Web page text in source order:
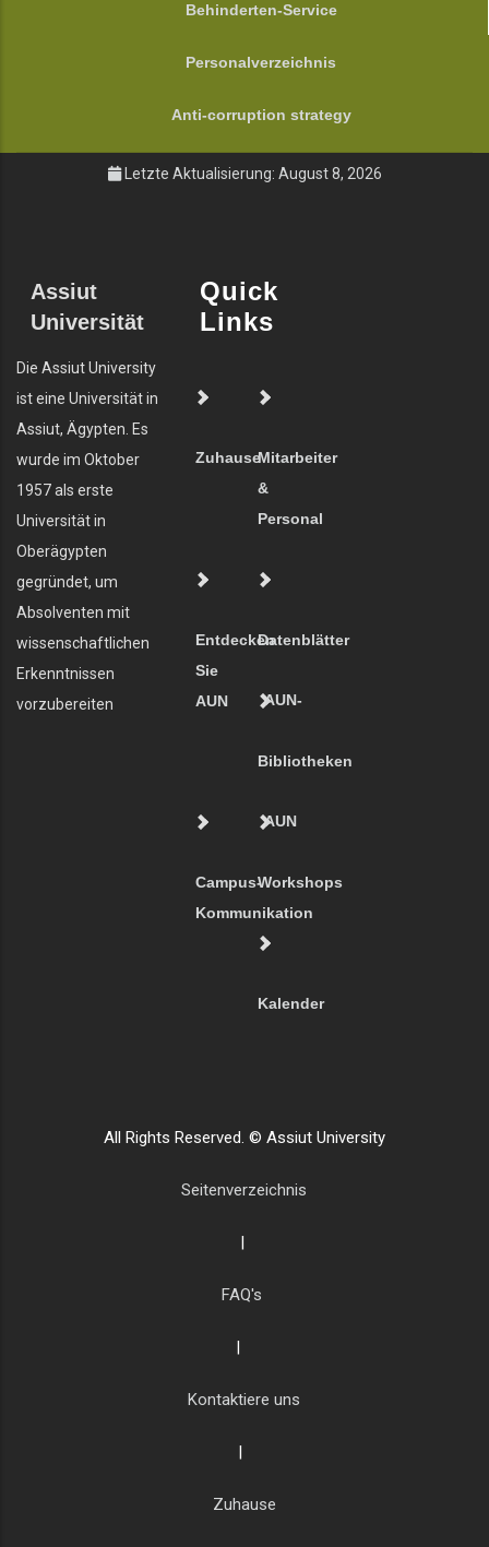
Behinderten-Service
Personalverzeichnis
Anti-corruption strategy
Letzte Aktualisierung: August 8, 2026
Assiut
Universität
Die Assiut University
ist eine Universität in
Assiut, Ägypten. Es
wurde im Oktober
1957 als erste
Universität in
Oberägypten
gegründet, um
Absolventen mit
wissenschaftlichen
Erkenntnissen
vorzubereiten
Quick
Links
ZuhauseMitarbeiter
&
Personal
Entdecken
Sie
AUN
Datenblätter
AUN-
Bibliotheken
Campus-
Kommunikation
AUN
Workshops
Kalender
All Rights Reserved. © Assiut University
Seitenverzeichnis
|
FAQ's
|
Kontaktiere uns
|
Zuhause